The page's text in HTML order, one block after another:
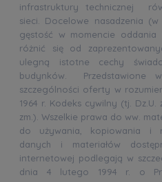
infrastruktury technicznej
sieci. Docelowe nasadzenia
gęstość w momencie
różnić się od
ulegną istotne cechy
budynków. Przedstawione
szczególności oferty w
1964 r. Kodeks cywilny (tj. Dz.U.
zm.). Wszelkie prawa do ww.
do używania, kopiowania i
danych i materiałów
internetowej podlegają w
dnia 4 lutego 1994 r. o